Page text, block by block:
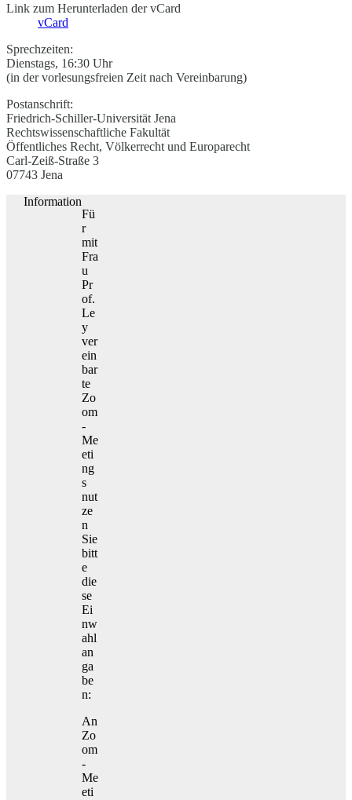
Link zum Herunterladen der vCard
vCard
Sprechzeiten:
Dienstags, 16:30 Uhr
(in der vorlesungsfreien Zeit nach Vereinbarung)
Postanschrift:
Friedrich-Schiller-Universität Jena
Rechtswissenschaftliche Fakultät
Öffentliches Recht, Völkerrecht und Europarecht
Carl-Zeiß-Straße 3
07743 Jena
Information
Fü
r
mit
Fra
u
Pr
of.
Le
y
ver
ein
bar
te
Zo
om
-
Me
eti
ng
s
nut
ze
n
Sie
bitt
e
die
se
Ei
nw
ahl
an
ga
be
n:
An
Zo
om
-
Me
eti